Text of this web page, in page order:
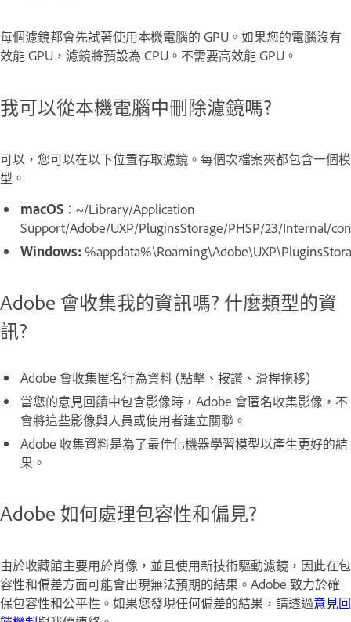
每個濾鏡都會先試著使用本機電腦的 GPU。如果您的電腦沒有
效能 GPU，濾鏡將預設為 CPU。不需要高效能 GPU。
我可以從本機電腦中刪除濾鏡嗎?
可以，您可以在以下位置存取濾鏡。每個次檔案夾都包含一個模
型。
macOS ：~/Library/Application
Support/Adobe/UXP/PluginsStorage/PHSP/23/Internal/
Windows: %appdata%
Adobe 會收集我的資訊嗎? 什麼類型的資
訊?
Adobe 會收集匿名行為資料 (點擊、按讚、滑桿拖移)
當您的意見回饋中包含影像時，Adobe 會匿名收集影像，不
會將這些影像與人員或使用者建立關聯。
Adobe 收集資料是為了最佳化機器學習模型以產生更好的結
果。
Adobe 如何處理包容性和偏見?
由於收藏館主要用於肖像，並且使用新技術驅動濾鏡，因此在包
容性和偏差方面可能會出現無法預期的結果。Adobe 致力於確
保包容性和公平性。如果您發現任何偏差的結果，請透過意見回